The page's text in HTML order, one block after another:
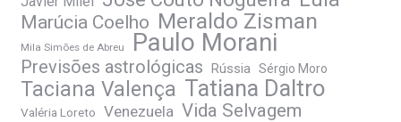
Marúcia Coelho Meraldo Zisman
Mila Simões de Abreu Paulo Morani
Previsões astrológicas Rússia Sérgio Moro
Taciana Valença Tatiana Daltro
Valéria Loreto Venezuela Vida Selvagem